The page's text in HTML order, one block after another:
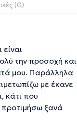
(0)
την προσοχή και
μου. Παράλληλα
με έκανε
κάτι που
ξανά